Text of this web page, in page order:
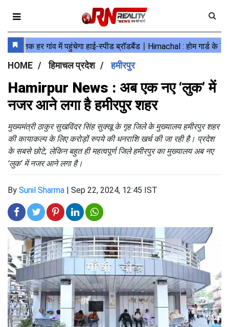
HOME हिमाचल प्रदेश हमीरपुर
Hamirpur News : अब एक नए ‘लुक’ में
नजर आने लगा है हमीरपुर शहर
मुख्यमंत्री ठाकुर सुखविंदर सिंह सुक्खू के गृह जिले के मुख्यालय हमीरपुर शहर
की कायाकल्प के लिए करोड़ों रुपये की धनराशि खर्च की जा रही है। प्रदेश
के सबसे छोटे, लेकिन बहुत ही महत्वपूर्ण जिले हमीरपुर का मुख्यालय अब नए
‘लुक’ में नजर आने लगा है।
By Sunil Sharma | Sep 22, 2024, 12:45 IST